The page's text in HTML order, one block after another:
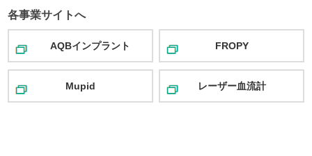
各事業サイトへ
AQBインプラント FROPY
Mupid レーザー血流計